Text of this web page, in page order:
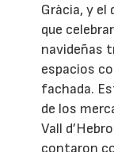
Gràcia, y el
que
navideñas
espacios
fachada.
de los
Vall
contaron